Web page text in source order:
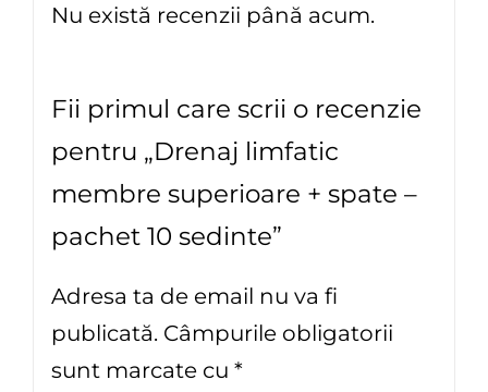
Nu există recenzii până acum.
Fii primul care scrii o recenzie
pentru „Drenaj limfatic
membre superioare + spate –
pachet 10 sedinte”
Adresa ta de email nu va fi
publicată. Câmpurile obligatorii
sunt marcate cu *